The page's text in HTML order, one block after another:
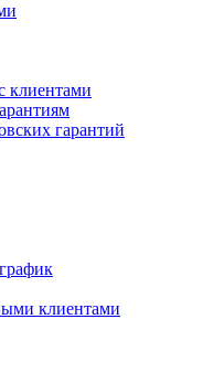
клиентами
гарантий
клиентами